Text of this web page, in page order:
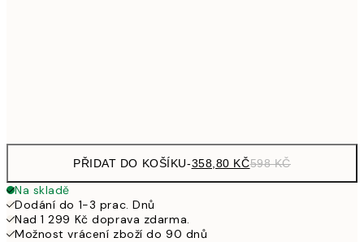
PŘIDAT DO KOŠÍKU-358,80 KČ598 KČ
Na skladě
Dodání do 1-3 prac. Dnů
Nad 1 299 Kč doprava zdarma.
Možnost vrácení zboží do 90 dnů